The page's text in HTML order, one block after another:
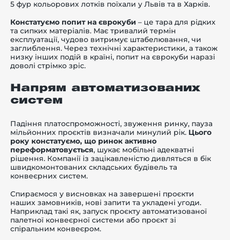
5 фур кольорових лотків поїхали у Львів та в Харків.
Констатуємо попит на єврокуби – це тара для рідких
та сипких матеріалів. Має тривалий термін
експлуатації, чудово витримує штабелювання, чи
заглиблення. Через технічні характеристики, а також
низку інших подій в країні, попит на єврокуби наразі
доволі стрімко зріс.
Напрям автоматизованих
систем
Падіння платоспроможності, звуження ринку, пауза
мільйонних проєктів визначали минулий рік. Цього
року констатуємо, що ринок активно
переформатовується, шукає мобільні адекватні
рішення. Компанії із зацікавленістю дивляться в бік
швидкомонтованих складських будівель та
конвеєрних систем.
Спираємося у висновках на завершені проєкти
наших замовників, нові запити та укладені угоди.
Наприклад такі як, запуск проєкту автоматизованої
палетної конвеєрної системи або проєкт зі
спіральним конвеєром.